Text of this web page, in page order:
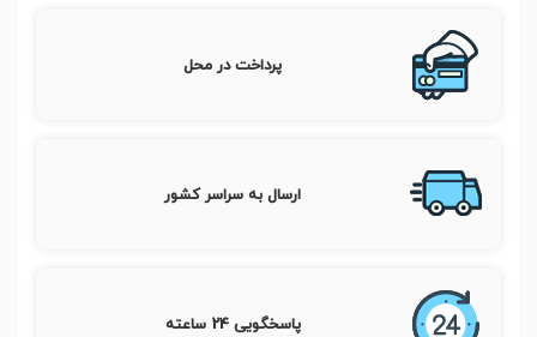
پرداخت در محل
ارسال به سراسر کشور
پاسخگویی 24 ساعته